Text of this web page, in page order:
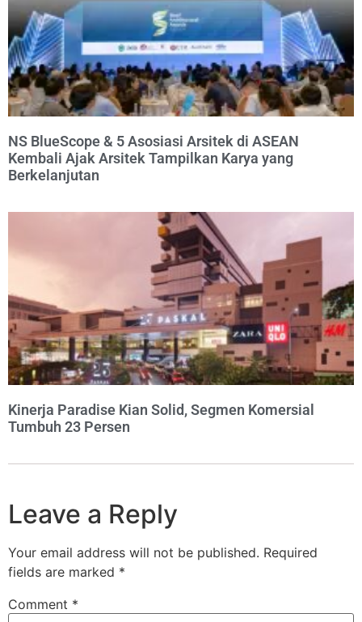
NS BlueScope & 5 Asosiasi Arsitek di ASEAN
Kembali Ajak Arsitek Tampilkan Karya yang
Berkelanjutan
Kinerja Paradise Kian Solid, Segmen Komersial
Tumbuh 23 Persen
Leave a Reply
Your email address will not be published. Required
fields are marked *
Comment *